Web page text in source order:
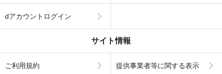
dアカウントログイン
サイト情報
ご利用規約 提供事業者等に関する表示